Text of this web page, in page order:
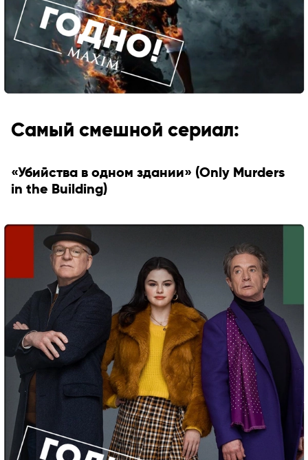
Самый смешной сериал:
«Убийства в одном здании» (Only Murders
in the Building)